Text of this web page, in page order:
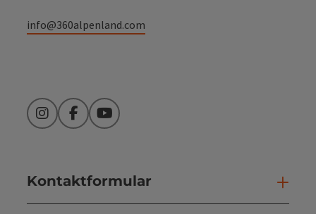
info@360alpenland.com
InstagramFacebookYouTube
Kontaktformular